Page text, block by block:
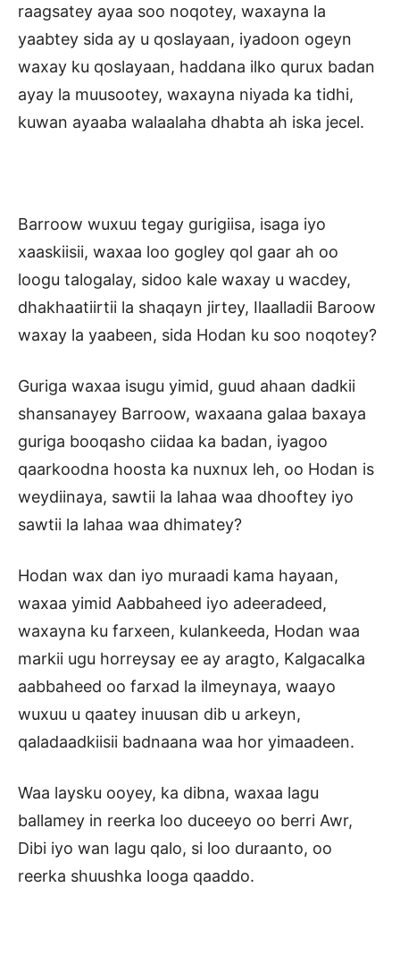
raagsatey ayaa soo noqotey, waxayna la
yaabtey sida ay u qoslayaan, iyadoon ogeyn
waxay ku qoslayaan, haddana ilko qurux badan
ayay la muusootey, waxayna niyada ka tidhi,
kuwan ayaaba walaalaha dhabta ah iska jecel.
Barroow wuxuu tegay gurigiisa, isaga iyo
xaaskiisii, waxaa loo gogley qol gaar ah oo
loogu talogalay, sidoo kale waxay u wacdey,
dhakhaatiirtii la shaqayn jirtey, Ilaalladii Baroow
waxay la yaabeen, sida Hodan ku soo noqotey?
Guriga waxaa isugu yimid, guud ahaan dadkii
shansanayey Barroow, waxaana galaa baxaya
guriga booqasho ciidaa ka badan, iyagoo
qaarkoodna hoosta ka nuxnux leh, oo Hodan is
weydiinaya, sawtii la lahaa waa dhooftey iyo
sawtii la lahaa waa dhimatey?
Hodan wax dan iyo muraadi kama hayaan,
waxaa yimid Aabbaheed iyo adeeradeed,
waxayna ku farxeen, kulankeeda, Hodan waa
markii ugu horreysay ee ay aragto, Kalgacalka
aabbaheed oo farxad la ilmeynaya, waayo
wuxuu u qaatey inuusan dib u arkeyn,
qaladaadkiisii badnaana waa hor yimaadeen.
Waa laysku ooyey, ka dibna, waxaa lagu
ballamey in reerka loo duceeyo oo berri Awr,
Dibi iyo wan lagu qalo, si loo duraanto, oo
reerka shuushka looga qaaddo.